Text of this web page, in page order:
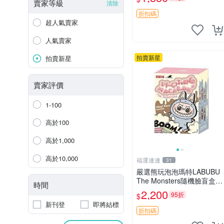
賣家等級 清除
超人氣賣家
人氣賣家
拍賣新星
賣家評價
1-100
高於100
高於1,000
高於10,000
時間
新刊登 即將結標
如圖。所見即所得，毛絨精
品嚴選推薦。 中古收藏
折扣碼
拍賣新星
福運連連 31
嚴選熊玩泡泡瑪特LABUBU
The Monsters隨機臉盲盒，
萌趣馬卡龍設計 芝麻豆豆 L
ABUBU LABUBU THE MO
NSTERS 橙色豆
$2,200 95折
折扣碼